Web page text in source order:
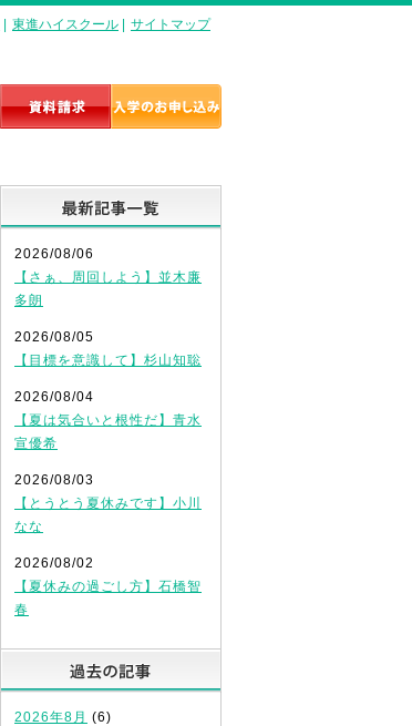
東進ハイスクール サイトマップ
2026/08/06
【さぁ、周回しよう】並木廉
多朗
2026/08/05
【目標を意識して】杉山知聡
2026/08/04
【夏は気合いと根性だ】青水
宣優希
2026/08/03
【とうとう夏休みです】小川
なな
2026/08/02
【夏休みの過ごし方】石橋智
春
2026年8月 (6)